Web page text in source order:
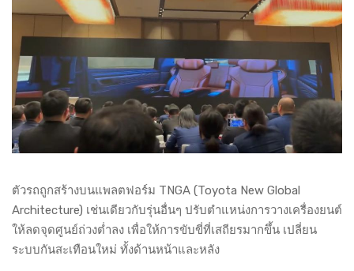
ตัวรถถูกสร้างบนแพลตฟอร์ม TNGA (Toyota New Global
Architecture) เช่นเดียวกับรุ่นอื่นๆ ปรับตำแหน่งการวางเครื่องยนต์
ให้ลดจุดศูนย์ถ่วงต่ำลง เพื่อให้การขับขี่ที่เสถียรมากขึ้น เปลี่ยน
ระบบกันสะเทือนใหม่ ทั้งด้านหน้าและหลัง